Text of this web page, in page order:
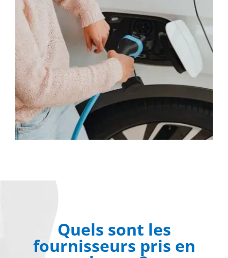
facilement intégrer, gérer et soutenir NRGkick.
Quels sont les
fournisseurs pris en